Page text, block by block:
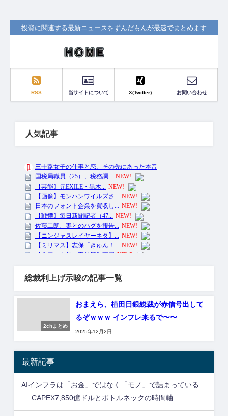
投資に関連する最新ニュースをずんだもんが最速でまとめます
RSS 当サイトについて X(Twitter) お問い合わせ
人気記事
総裁利上げ示唆の記事一覧
2chまとめ
おまえら、植田日銀総裁が赤信号出して
るぞｗｗｗ インフレ来るで〜〜
2025年12月2日
最新記事
AIインフラは「お金」ではなく「モノ」で詰まっている
──CAPEX7,850億ドルとボトルネックの時間軸